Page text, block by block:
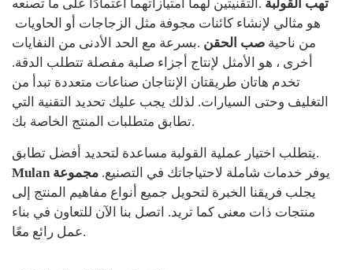
التقنيتين لهما امتيازاتهما اعتمادًا على ما تصنعه. تهب القولبة
بسرعة مع الحد الأدنى من النفايات.
من ناحية
أخرى ، هو الأمثل لإنتاج أجزاء صلبة مفصلة تتطلب الدقة.
تخدم هاتان طريقتان الإنتاجان صناعات متعددة تبدأ من
التغليف وحتى السيارات. لذلك يجب عليك تحديد التقنية التي
تطابق متطلبات المنتج الخاصة بك.
يتطلب اختيار عملية القولبة مساعدة لتحديد أفضل تطابق.
يوفر خدمات شاملة لاحتياجاتك في التصنيع.
يجلب فريقنا الخبرة لتحويل جميع أنواع مفاهيم المنتج إلى
منتجات ذات معنى كما تريد. اتصل بنا الآن للتعاون في بناء
عمل رائع معًا.